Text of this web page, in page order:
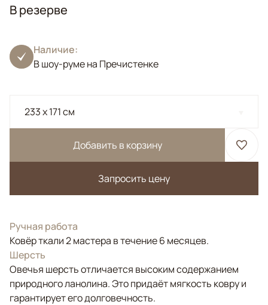
В резерве
Наличие:
В шоу-руме на Пречистенке
233 x 171 см
Добавить в корзину
Запросить цену
Ручная работа
Ковёр ткали 2 мастера в течение 6 месяцев.
Шерсть
Овечья шерсть отличается высоким содержанием
природного ланолина. Это придаёт мягкость ковру и
гарантирует его долговечность.